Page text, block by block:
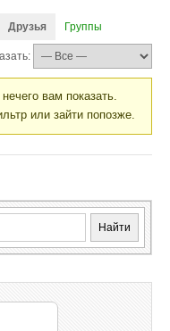
Друзья Группы
вам показать.
или зайти попозже.